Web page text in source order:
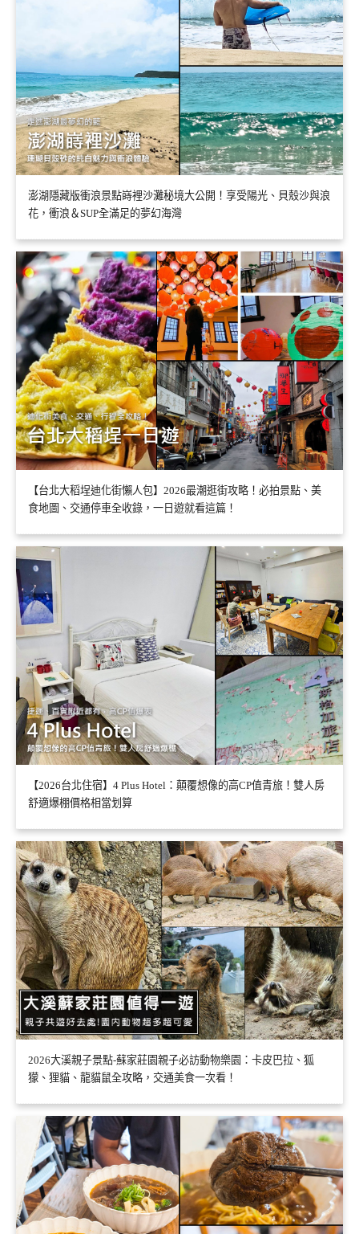
澎湖隱藏版衝浪景點嵵裡沙灘秘境大公開！享受陽光、貝殼沙與浪
花，衝浪＆SUP全滿足的夢幻海灣
【台北大稻埕迪化街懶人包】2026最潮逛街攻略！必拍景點、美
食地圖、交通停車全收錄，一日遊就看這篇！
【2026台北住宿】4 Plus Hotel：顛覆想像的高CP值青旅！雙人房
舒適爆棚價格相當划算
2026大溪親子景點-蘇家莊園親子必訪動物樂園：卡皮巴拉、狐
獴、狸貓、龍貓鼠全攻略，交通美食一次看！